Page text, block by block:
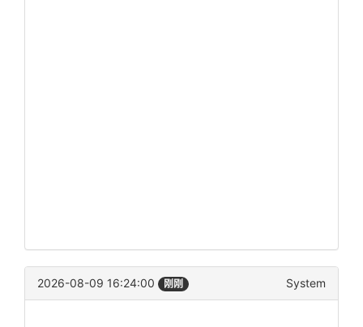
2026-08-09 16:24:00 刚刚 System